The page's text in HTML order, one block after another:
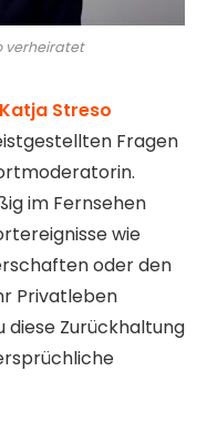
verheiratet
Streso
Fragen
im Fernsehen
wie
oder den
Privatleben
diese Zurückhaltung